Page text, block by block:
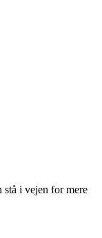
stå i vejen for mere